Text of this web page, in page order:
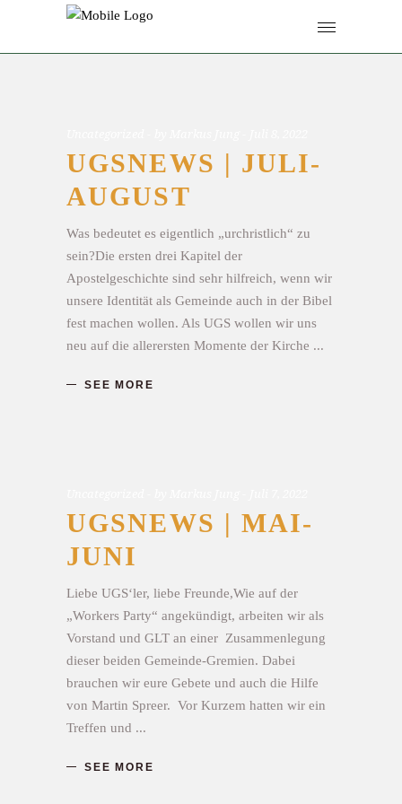
UGSNEWS | JULI-
AUGUST
Was bedeutet es eigentlich „urchristlich“ zu
sein?Die ersten drei Kapitel der
Apostelgeschichte sind sehr hilfreich, wenn wir
unsere Identität als Gemeinde auch in der Bibel
fest machen wollen. Als UGS wollen wir uns
neu auf die allerersten Momente der Kirche
SEE MORE
UGSNEWS | MAI-
JUNI
Liebe UGS‘ler, liebe Freunde,Wie auf der
„Workers Party“ angekündigt, arbeiten wir als
Vorstand und GLT an einer Zusammenlegung
dieser beiden Gemeinde-Gremien. Dabei
brauchen wir eure Gebete und auch die Hilfe
von Martin Spreer. Vor Kurzem hatten wir ein
Treffen und
SEE MORE